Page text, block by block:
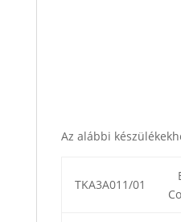
Az alábbi
TKA3A011/01